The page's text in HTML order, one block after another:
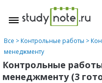
Все >Контрольные работы >
менеджменту
Контрольные
менеджменту (3